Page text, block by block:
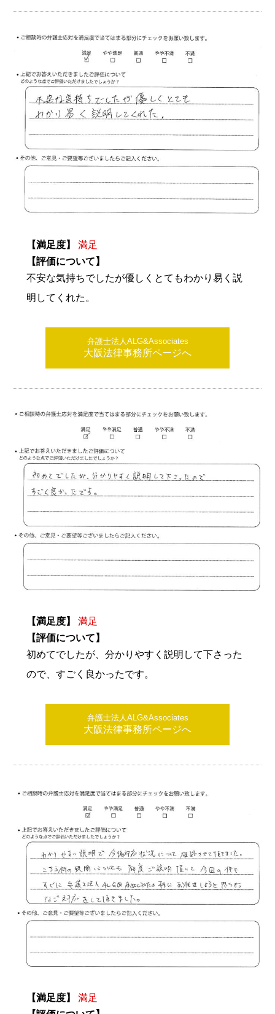
【満足度】
満足
【評価について】
不安な気持ちでしたが優しくとてもわかり易く説
明してくれた。
弁護士法人ALG&Associates
大阪法律事務所ページへ
【満足度】
満足
【評価について】
初めてでしたが、分かりやすく説明して下さった
ので、すごく良かったです。
弁護士法人ALG&Associates
大阪法律事務所ページへ
【満足度】
満足